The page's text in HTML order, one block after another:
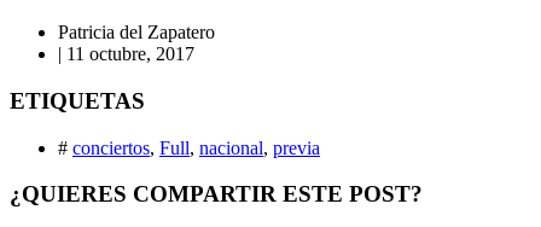
Patricia del Zapatero
| 11 octubre, 2017
ETIQUETAS
# conciertos, Full, nacional, previa
¿QUIERES COMPARTIR ESTE POST?